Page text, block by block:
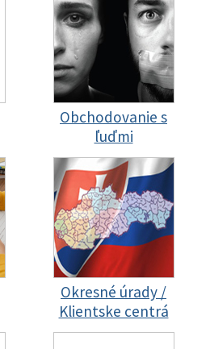
Obchodovanie s
ľuďmi
Okresné úrady /
Klientske centrá